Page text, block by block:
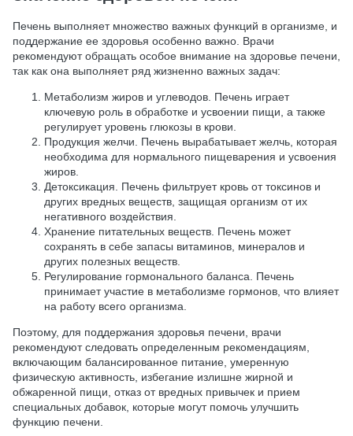
Печень выполняет множество важных функций в организме, и
поддержание ее здоровья особенно важно. Врачи
рекомендуют обращать особое внимание на здоровье печени,
так как она выполняет ряд жизненно важных задач:
Метаболизм жиров и углеводов. Печень играет
ключевую роль в обработке и усвоении пищи, а также
регулирует уровень глюкозы в крови.
Продукция желчи. Печень вырабатывает желчь, которая
необходима для нормального пищеварения и усвоения
жиров.
Детоксикация. Печень фильтрует кровь от токсинов и
других вредных веществ, защищая организм от их
негативного воздействия.
Хранение питательных веществ. Печень может
сохранять в себе запасы витаминов, минералов и
других полезных веществ.
Регулирование гормонального баланса. Печень
принимает участие в метаболизме гормонов, что влияет
на работу всего организма.
Поэтому, для поддержания здоровья печени, врачи
рекомендуют следовать определенным рекомендациям,
включающим балансированное питание, умеренную
физическую активность, избегание излишне жирной и
обжаренной пищи, отказ от вредных привычек и прием
специальных добавок, которые могут помочь улучшить
функцию печени.